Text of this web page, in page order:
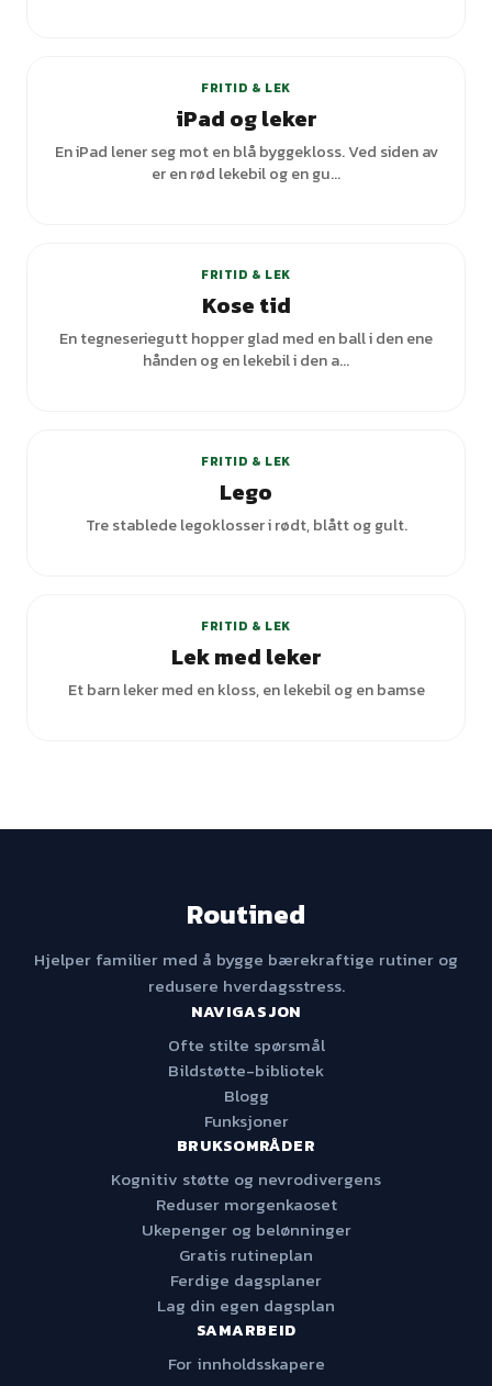
FRITID & LEK
iPad og leker
En iPad lener seg mot en blå byggekloss. Ved siden av
er en rød lekebil og en gu...
FRITID & LEK
Kose tid
En tegneseriegutt hopper glad med en ball i den ene
hånden og en lekebil i den a...
FRITID & LEK
Lego
Tre stablede legoklosser i rødt, blått og gult.
FRITID & LEK
Lek med leker
Et barn leker med en kloss, en lekebil og en bamse
Routined
Hjelper familier med å bygge bærekraftige rutiner og
redusere hverdagsstress.
NAVIGASJON
Ofte stilte spørsmål
Bildstøtte-bibliotek
Blogg
Funksjoner
BRUKSOMRÅDER
Kognitiv støtte og nevrodivergens
Reduser morgenkaoset
Ukepenger og belønninger
Gratis rutineplan
Ferdige dagsplaner
Lag din egen dagsplan
SAMARBEID
For innholdsskapere